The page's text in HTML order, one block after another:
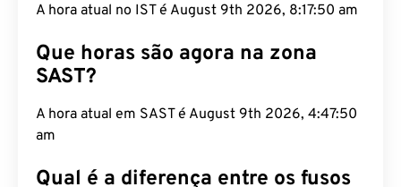
A hora atual no IST é August 9th 2026, 8:17:51 am
Que horas são agora na zona
SAST?
A hora atual em SAST é August 9th 2026, 4:47:51
am
Qual é a diferença entre os fusos